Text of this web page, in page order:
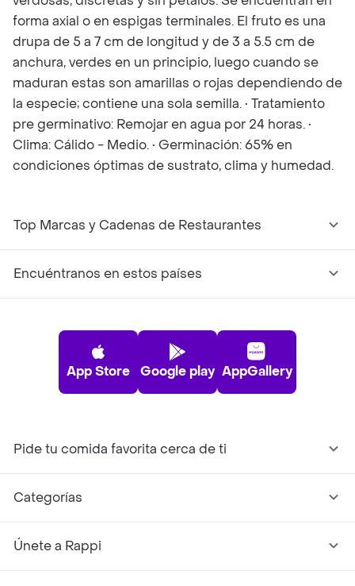
forma axial o en espigas terminales. El fruto es una
drupa de 5 a 7 cm de longitud y de 3 a 5.5 cm de
anchura, verdes en un principio, luego cuando se
maduran estas son amarillas o rojas dependiendo de
la especie; contiene una sola semilla. • Tratamiento
pre germinativo: Remojar en agua por 24 horas. •
Clima: Cálido - Medio. • Germinación: 65% en
condiciones óptimas de sustrato, clima y humedad.
Top Marcas y Cadenas de Restaurantes
Encuéntranos en estos países
App Store Google play AppGallery
Pide tu comida favorita cerca de ti
Categorías
Únete a Rappi